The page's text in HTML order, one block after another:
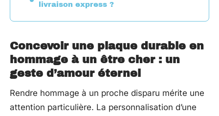
livraison express ?
Concevoir une plaque durable en
hommage à un être cher : un
geste d’amour éternel
Rendre hommage à un proche disparu mérite une
attention particulière. La personnalisation d’une